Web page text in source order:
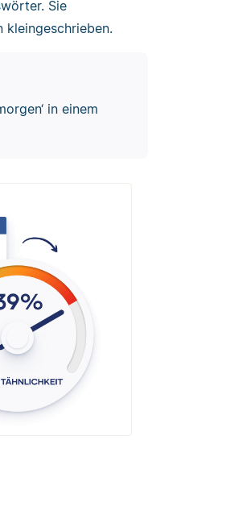
Sie
kleingeschrieben.
in einem